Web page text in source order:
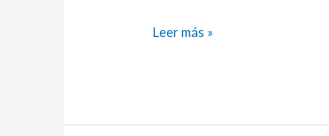
Leer más »